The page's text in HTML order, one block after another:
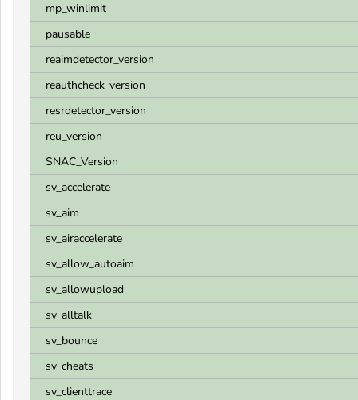
mp_winlimit
pausable
reaimdetector_version
reauthcheck_version
resrdetector_version
reu_version
SNAC_Version
sv_accelerate
sv_aim
sv_airaccelerate
sv_allow_autoaim
sv_allowupload
sv_alltalk
sv_bounce
sv_cheats
sv_clienttrace